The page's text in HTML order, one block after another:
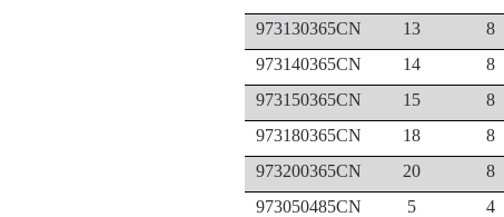
973130365CN
13 8
973140365CN
14 8
973150365CN
15 8
973180365CN
18 8
973200365CN
20 8
973050485CN
5 4